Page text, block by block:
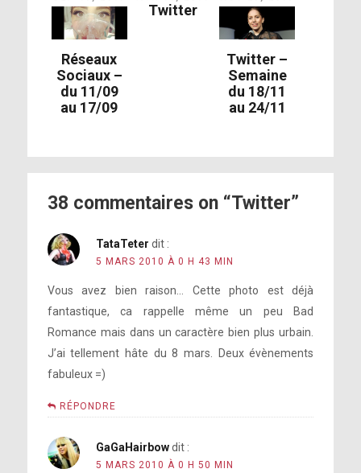
Réseaux
Sociaux –
du 11/09
au 17/09
Twitter
Twitter –
Semaine
du 18/11
au 24/11
38 commentaires on “Twitter”
TataTeter dit :
5 MARS 2010 À 0 H 43 MIN
Vous avez bien raison… Cette photo est déjà
fantastique, ca rappelle même un peu Bad
Romance mais dans un caractère bien plus urbain.
J’ai tellement hâte du 8 mars. Deux évènements
fabuleux =)
RÉPONDRE
GaGaHairbow dit :
5 MARS 2010 À 0 H 50 MIN